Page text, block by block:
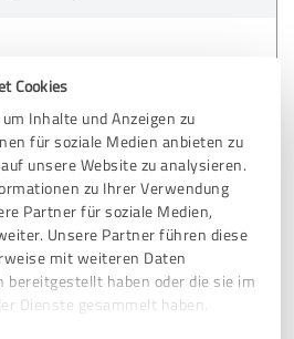
Cookies
Inhalte und Anzeigen zu
für soziale Medien anbieten zu
unsere Website zu analysieren.
zu Ihrer Verwendung
Partner für soziale Medien,
Unsere Partner führen diese
mit weiteren Daten
bereitgestellt haben oder die sie im
Dienste gesammelt haben.
Pflegehelden Würzburg | 24
Sie mit uns zufrieden sind.
sind wir für Sie jederzeit
Bader